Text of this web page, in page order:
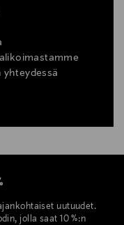
uutuudet.
jolla saat 10 %:n